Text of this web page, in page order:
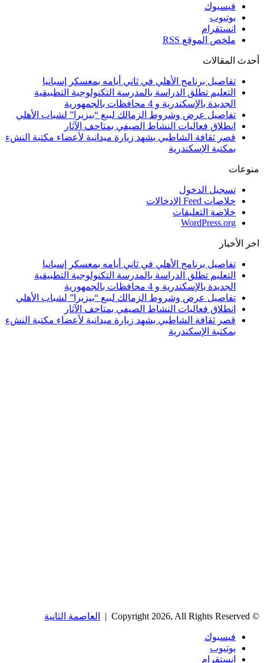
فيسبوك
يوتيوب
انستقرام
ملخص الموقع RSS
أحدث المقالات
تفاصيل برنامج الأهلي في ثاني أيامه بمعسكر إسبانيا
التعليم تطلق الدراسة بالمدرسة التكنولوجية التطبيقية
الجديدة بالإسكندرية و 4 محافظات بالجمهورية
تفاصيل عرض وشروط الزمالك لبيع “بيزيرا” لشباب الأهلي
انطلاق فعاليات النشاط الصيفي بمتاحف الآثار
قصر ثقافة الشاطبي يشهد زيارة ميدانية لأعضاء مكتبة النشء
بمكتبة الإسكندرية
منوعات
تسجيل الدخول
خلاصات Feed الإدخالات
خلاصة التعليقات
WordPress.org
اخر الأخبار
تفاصيل برنامج الأهلي في ثاني أيامه بمعسكر إسبانيا
التعليم تطلق الدراسة بالمدرسة التكنولوجية التطبيقية
الجديدة بالإسكندرية و 4 محافظات بالجمهورية
تفاصيل عرض وشروط الزمالك لبيع “بيزيرا” لشباب الأهلي
انطلاق فعاليات النشاط الصيفي بمتاحف الآثار
قصر ثقافة الشاطبي يشهد زيارة ميدانية لأعضاء مكتبة النشء
بمكتبة الإسكندرية
© Copyright 2026, All Rights Reserved | العاصمة الثانية
فيسبوك
يوتيوب
انستقرام